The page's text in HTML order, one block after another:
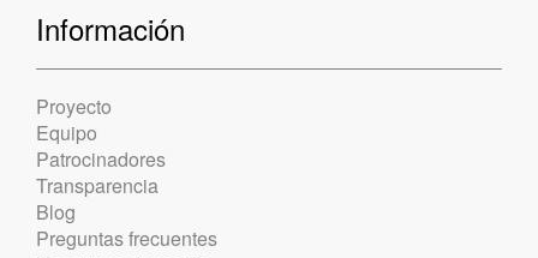
Información
Proyecto
Equipo
Patrocinadores
Transparencia
Blog
Preguntas frecuentes